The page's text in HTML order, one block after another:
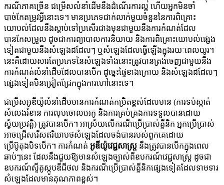
ករណភគចន ជមសលនដមនងដណរករល ហយអកមនច
បចកតមវអនទ។ មនបភទជកលកមយចនននករពគ
យបលដលនងសបទបសរជងមនជមយនងករកណតដល
បនកសមល ដចជករពបលករនយយ នងករពគយបលផង
ទ តជមយនងសឡងដដលៗ ឬសឡងដលធឡងកងរយពលយរ។
នគដយសរតបភទនសឡងទងនតវបនតងចញជមយនង
ករកណតលនដមដលបនបក ដចផខងកយ នងសឡងដដលៗ
ផងទ តមនជ តជកកងករហនទ។
ជមសអឌយលនដមមនករកណតកមតខសដលមន (ករទបសត
សលងរខន ករលបចលអក នងករគបគងករទទលបនដយ
សយបវត) តវបនបក។ អសយលករណបបសគនក អកបបស
អចជសរសឥរយបថសឡងដលចងបនរបសពកគដយ
បបតងបទបក។ ករកណត អឌយវជសស នងតវបនបកកងពល
ឆបៗន ដលនងជយឱមនសឡងចសពឧបករណវជសស ដចជ
ឧបករណសតសបឌជថល នងករណបបសគនកផងទ តដលទមទរ
សឡងដលមនគណភពខស។